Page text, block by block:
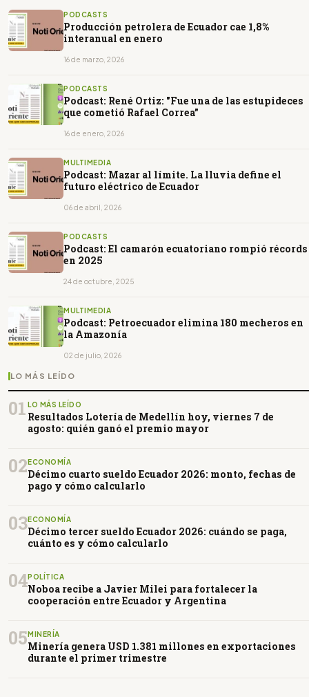
PODCASTS
Producción petrolera de Ecuador cae 1,8%
interanual en enero
16 de marzo, 2026
PODCASTS
Podcast: René Ortiz: "Fue una de las estupideces
que cometió Rafael Correa”
16 de enero, 2026
MULTIMEDIA
Podcast: Mazar al límite. La lluvia define el
futuro eléctrico de Ecuador
06 de abril, 2026
PODCASTS
Podcast: El camarón ecuatoriano rompió récords
en 2025
24 de octubre, 2025
MULTIMEDIA
Podcast: Petroecuador elimina 180 mecheros en
la Amazonía
02 de julio, 2026
LO MÁS LEÍDO
01 LO MÁS LEÍDO
Resultados Lotería de Medellín hoy, viernes 7 de
agosto: quién ganó el premio mayor
02 ECONOMÍA
Décimo cuarto sueldo Ecuador 2026: monto, fechas de
pago y cómo calcularlo
03ECONOMÍA
Décimo tercer sueldo Ecuador 2026: cuándo se paga,
cuánto es y cómo calcularlo
04POLÍTICA
Noboa recibe a Javier Milei para fortalecer la
cooperación entre Ecuador y Argentina
05 MINERÍA
Minería genera USD 1.381 millones en exportaciones
durante el primer trimestre